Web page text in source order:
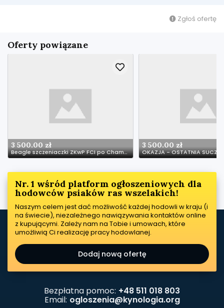
Zgłoś ofertę
Oferty powiązane
3 500.00 zł
Beagle szczeniaczki ZKwP FCI po Championach
3 500.00 zł
OKAZJA - OSTATNIA
Nr. 1 wśród platform ogłoszeniowych dla
hodowców psiaków ras wszelakich!
Naszym celem jest dać możliwość każdej hodowli w kraju (i
na świecie), niezależnego nawiązywania kontaktów online
z kupującymi. Zależy nam na Tobie i umowach, które
umożliwią Ci realizację pracy hodowlanej.
Dodaj nową ofertę
Bezpłatna pomoc: +48 511 018 803
Email: ogloszenia@kynologia.org